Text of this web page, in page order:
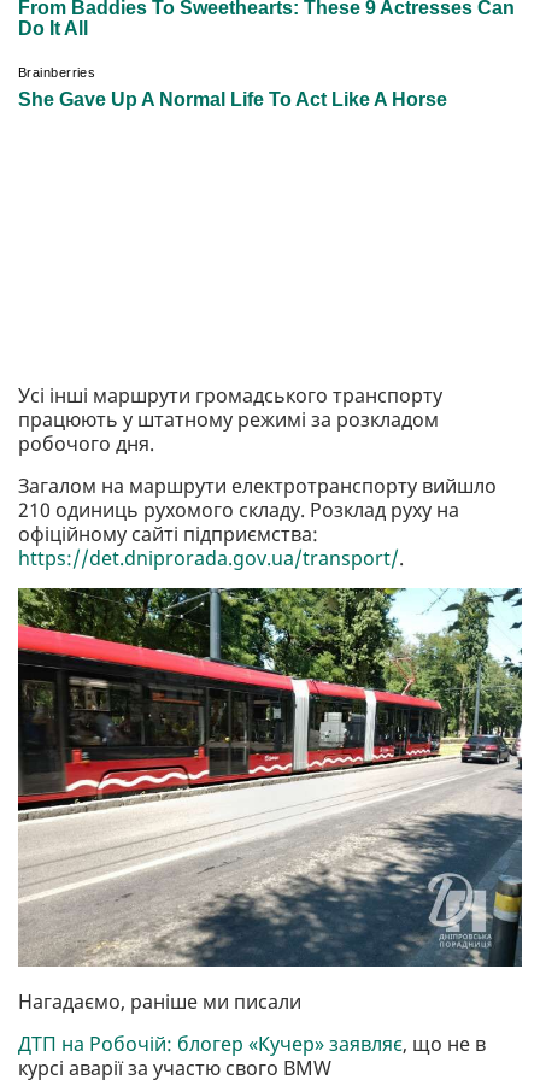
Усі інші маршрути громадського транспорту
працюють у штатному режимі за розкладом
робочого дня.
Загалом на маршрути електротранспорту вийшло
210 одиниць рухомого складу. Розклад руху на
офіційному сайті підприємства:
https://det.dniprorada.gov.ua/transport/.
Нагадаємо, раніше ми писали
ДТП на Робочій: блогер «Кучер» заявляє, що не в
курсі аварії за участю свого BMW